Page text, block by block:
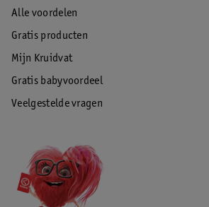
Alle voordelen
Gratis producten
Mijn Kruidvat
Gratis babyvoordeel
Veelgestelde vragen